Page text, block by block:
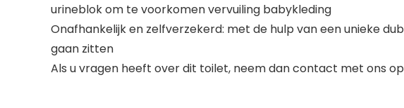
urineblok om te voorkomen vervuiling babykleding
Onafhankelijk en zelfverzekerd: met de hulp van een unieke
gaan zitten
Als u vragen heeft over dit toilet, neem dan contact met ons